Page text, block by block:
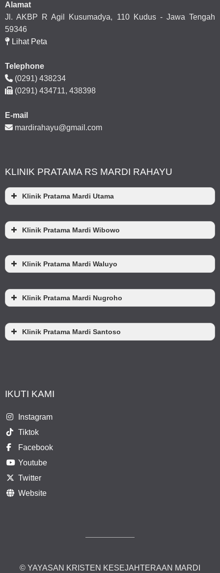
Alamat
Jl. AKBP R Agil Kusumadya, 110 Kudus - Jawa Tengah
59346
Lihat Peta
Telephone
(0291) 438234
(0291) 434711, 438398
E-mail
mardirahayu@gmail.com
KLINIK PRATAMA RS MARDI RAHAYU
Klinik Pratama Mardi Utama
Klinik Pratama Mardi Wibowo
Klinik Pratama Mardi Waluyo
Klinik Pratama Mardi Nugroho
Klinik Pratama Mardi Santoso
IKUTI KAMI
Instagram
Tiktok
Facebook
Youtube
Twitter
Website
© YAYASAN KRISTEN KESEJAHTERAAN MARDI